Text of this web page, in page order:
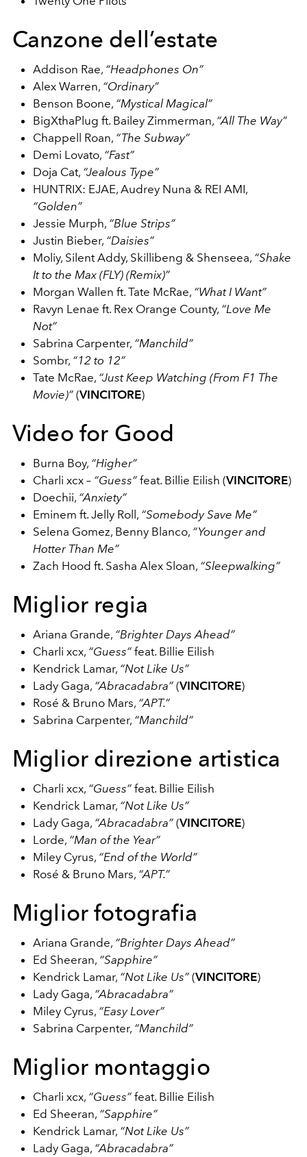
Canzone dell’estate
Addison Rae, “Headphones On”
Alex Warren, “Ordinary”
Benson Boone, “Mystical Magical”
BigXthaPlug ft. Bailey Zimmerman, “All The Way”
Chappell Roan, “The Subway”
Demi Lovato, “Fast”
Doja Cat, “Jealous Type”
HUNTRIX: EJAE, Audrey Nuna & REI AMI,
“Golden”
Jessie Murph, “Blue Strips”
Justin Bieber, “Daisies”
Moliy, Silent Addy, Skillibeng & Shenseea, “Shake
It to the Max (FLY) (Remix)”
Morgan Wallen ft. Tate McRae, “What I Want”
Ravyn Lenae ft. Rex Orange County, “Love Me
Not”
Sabrina Carpenter, “Manchild”
Sombr, “12 to 12”
Tate McRae, “Just Keep Watching (From F1 The
Movie)” (VINCITORE)
Video for Good
Burna Boy, “Higher”
Charli xcx – “Guess” feat. Billie Eilish (VINCITORE)
Doechii, “Anxiety”
Eminem ft. Jelly Roll, “Somebody Save Me”
Selena Gomez, Benny Blanco, “Younger and
Hotter Than Me”
Zach Hood ft. Sasha Alex Sloan, “Sleepwalking”
Miglior regia
Ariana Grande, “Brighter Days Ahead”
Charli xcx, “Guess” feat. Billie Eilish
Kendrick Lamar, “Not Like Us”
Lady Gaga, “Abracadabra” (VINCITORE)
Rosé & Bruno Mars, “APT.”
Sabrina Carpenter, “Manchild”
Miglior direzione artistica
Charli xcx, “Guess” feat. Billie Eilish
Kendrick Lamar, “Not Like Us”
Lady Gaga, “Abracadabra” (VINCITORE)
Lorde, “Man of the Year”
Miley Cyrus, “End of the World”
Rosé & Bruno Mars, “APT.”
Miglior fotografia
Ariana Grande, “Brighter Days Ahead”
Ed Sheeran, “Sapphire”
Kendrick Lamar, “Not Like Us” (VINCITORE)
Lady Gaga, “Abracadabra”
Miley Cyrus, “Easy Lover”
Sabrina Carpenter, “Manchild”
Miglior montaggio
Charli xcx, “Guess” feat. Billie Eilish
Ed Sheeran, “Sapphire”
Kendrick Lamar, “Not Like Us”
Lady Gaga, “Abracadabra”